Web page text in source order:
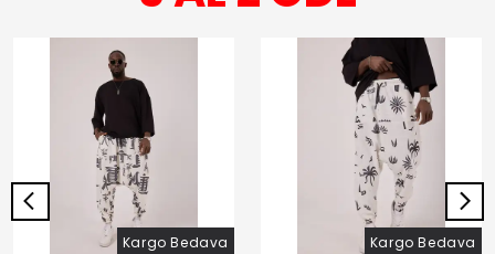
Kargo Bedava Kargo Bedava